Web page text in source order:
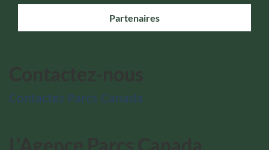
Partenaires
Contactez Parcs Canada